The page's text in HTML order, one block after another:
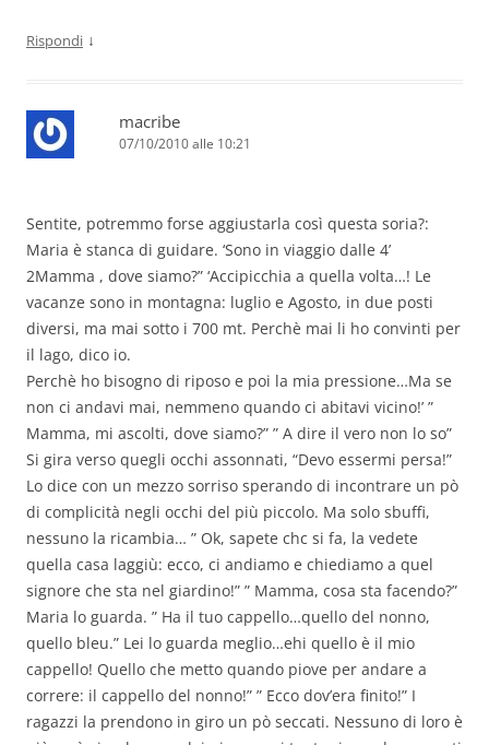
Rispondi ↓
macribe
07/10/2010 alle 10:21
Sentite, potremmo forse aggiustarla così questa soria?:
Maria è stanca di guidare. ‘Sono in viaggio dalle 4’
2Mamma , dove siamo?” ‘Accipicchia a quella volta…! Le
vacanze sono in montagna: luglio e Agosto, in due posti
diversi, ma mai sotto i 700 mt. Perchè mai li ho convinti per
il lago, dico io.
Perchè ho bisogno di riposo e poi la mia pressione…Ma se
non ci andavi mai, nemmeno quando ci abitavi vicino!’ ”
Mamma, mi ascolti, dove siamo?” ” A dire il vero non lo so”
Si gira verso quegli occhi assonnati, “Devo essermi persa!”
Lo dice con un mezzo sorriso sperando di incontrare un pò
di complicità negli occhi del più piccolo. Ma solo sbuffi,
nessuno la ricambia… ” Ok, sapete chc si fa, la vedete
quella casa laggiù: ecco, ci andiamo e chiediamo a quel
signore che sta nel giardino!” ” Mamma, cosa sta facendo?”
Maria lo guarda. ” Ha il tuo cappello…quello del nonno,
quello bleu.” Lei lo guarda meglio…ehi quello è il mio
cappello! Quello che metto quando piove per andare a
correre: il cappello del nonno!” ” Ecco dov’era finito!” I
ragazzi la prendono in giro un pò seccati. Nessuno di loro è